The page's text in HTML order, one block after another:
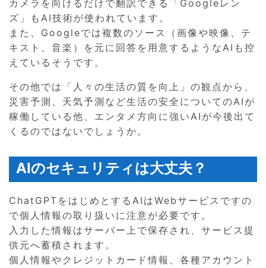
カメラを向けるだけで翻訳できる「Googleレン
ズ」もAI技術が使われています。
また、Googleでは複数のソース（画像や映像、テ
キスト、音楽）を元に回答を用意するようなAIも控
えているそうです。
その他では「人々の生活の質を向上」の観点から、
災害予測、天気予測など生活の安全についてのAIが
稼働している他、エンタメ方向に強いAIが今後出て
くるのではないでしょうか。
AIのセキュリティは大丈夫？
ChatGPTをはじめとするAIはWebサービスですの
で個人情報の取り扱いに注意が必要です。
入力した情報はサーバー上で保存され、サービス提
供元へ蓄積されます。
個人情報やクレジットカード情報、各種アカウント